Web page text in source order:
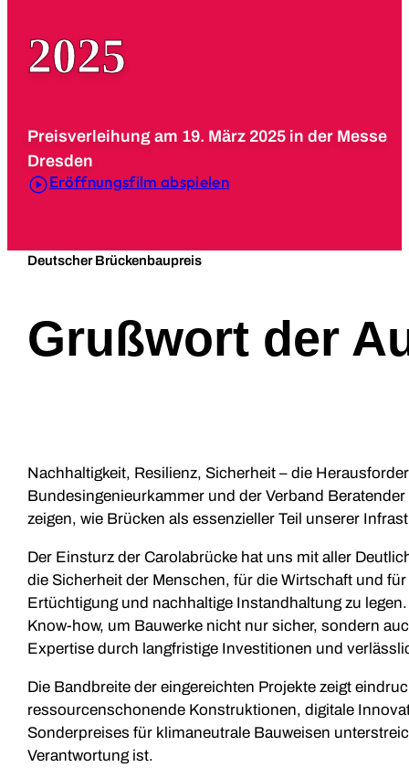
2025
Preisverleihung am 19. März 2025 in der Messe
Dresden
Eröffnungsfilm abspielen
Deutscher Brückenbaupreis
Grußwort der
Nachhaltigkeit, Resilienz, Sicherheit – die
Bundesingenieurkammer und der Verband
zeigen, wie Brücken als essenzieller Teil unserer
Der Einsturz der Carolabrücke hat uns mit aller
die Sicherheit der Menschen, für die Wirtschaft und
Ertüchtigung und nachhaltige Instandhaltung zu
Know-how, um Bauwerke nicht nur sicher, sondern
Expertise durch langfristige Investitionen und
Die Bandbreite der eingereichten Projekte zeigt
ressourcenschonende Konstruktionen, digitale
Sonderpreises für klimaneutrale Bauweisen
Verantwortung ist.